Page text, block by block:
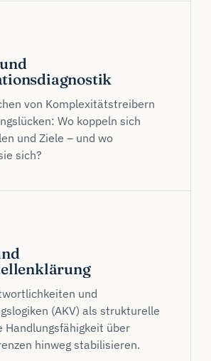
von Komplexitätstreibern
Wo koppeln sich
und Ziele – und wo
sich?
und
(AKV) als strukturelle
Handlungsfähigkeit über
hinweg stabilisieren.